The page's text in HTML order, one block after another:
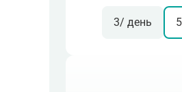
3/ день 5